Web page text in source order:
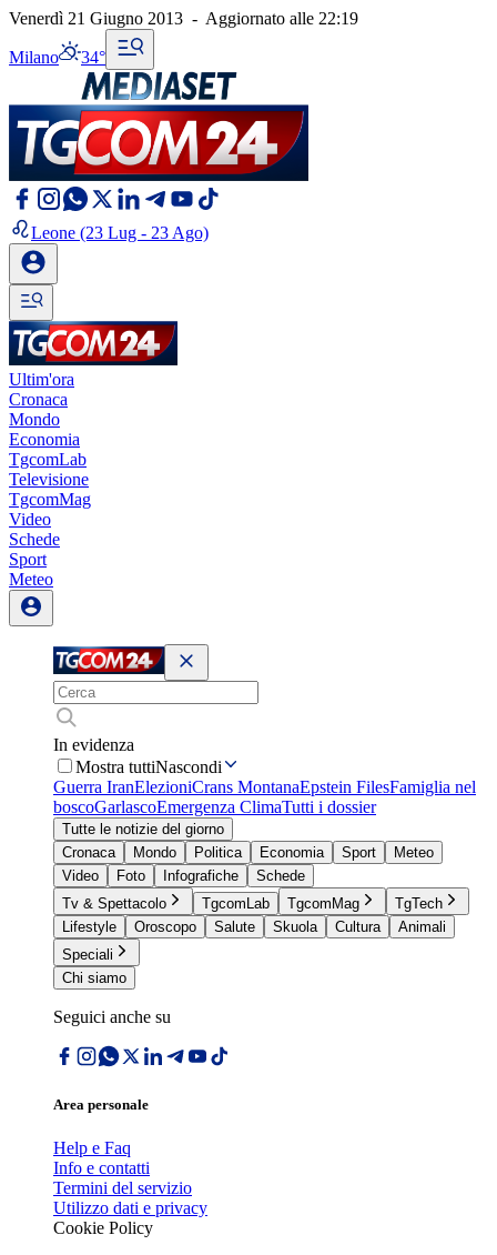
Venerdì 21 Giugno 2013 - Aggiornato alle 22:19
Milano 34°
Leone (23 Lug - 23 Ago)
Ultim'ora
Cronaca
Mondo
Economia
TgcomLab
Televisione
TgcomMag
Video
Schede
Sport
Meteo
In evidenza
Mostra tuttiNascondi
Guerra IranElezioniCrans MontanaEpstein FilesFamiglia nel
boscoGarlascoEmergenza ClimaTutti i dossier
Tutte le notizie del giorno
Cronaca
Mondo Politica Economia Sport
Meteo
Video
Foto Infografiche
Schede
Tv & Spettacolo
TgcomLab TgcomMag
TgTech
Lifestyle
Oroscopo Salute Skuola Cultura
Animali
Speciali
Chi siamo
Seguici anche su
Area personale
Help e Faq
Info e contatti
Termini del servizio
Utilizzo dati e privacy
Cookie Policy